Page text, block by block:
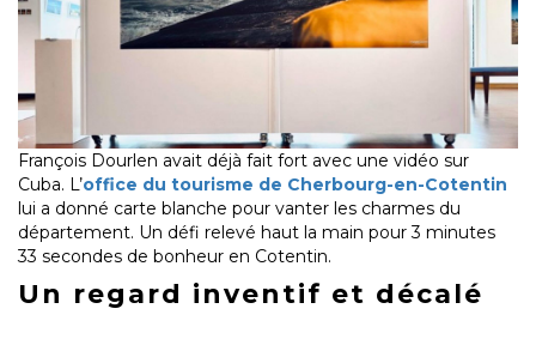
François Dourlen avait déjà fait fort avec une vidéo sur
Cuba. L’office du tourisme de Cherbourg-en-Cotentin
lui a donné carte blanche pour vanter les charmes du
département. Un défi relevé haut la main pour 3 minutes
33 secondes de bonheur en Cotentin.
Un regard inventif et décalé